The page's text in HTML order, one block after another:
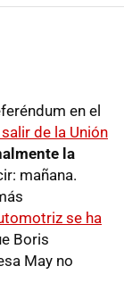
en el
de la Unión
la
mañana.
se ha
Boris
May no